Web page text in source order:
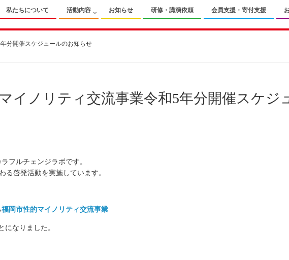
私たちについて 活動内容 お知らせ 研修・講演依頼 会員支援・寄付支援
分開催スケジュールのお知らせ
イノリティ交流事業令和5年分開催スケジ
フルチェンジラボです。
る啓発活動を実施しています。
福岡市性的マイノリティ交流事業
になりました。